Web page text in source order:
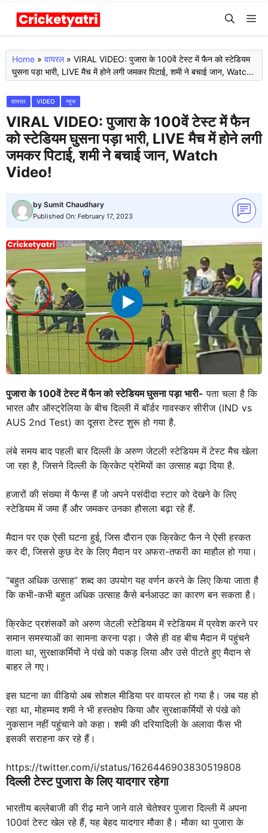
Skip
content
Home » वायरल» VIRAL VIDEO: पुजारा के 100वें टेस्ट में फैन को स्टेडियम
घुसना पड़ा भारी, LIVE मैच में होने लगी जमकर पिटाई, शमी ने बचाई जान, Watch
Video!
वायरल VIDEO न्यूज
VIRAL VIDEO: पुजारा के 100वें टेस्ट में फैन
को स्टेडियम घुसना पड़ा भारी, LIVE मैच में होने लगी
जमकर पिटाई, शमी ने बचाई जान, Watch
Video!
by Sumit Chaudhary
Published On: February 17, 2023
पुजारा के 100वें टेस्ट में फैन को स्टेडियम घुसना पड़ा भारी- पता चला है कि
भारत और ऑस्ट्रेलिया के बीच दिल्ली में बॉर्डर गावस्कर सीरीज (IND vs
AUS 2nd Test) का दूसरा टेस्ट शुरू हो गया है.
लंबे समय बाद पहली बार दिल्ली के अरुण जेटली स्टेडियम में टेस्ट मैच खेला
जा रहा है, जिसने दिल्ली के क्रिकेट प्रेमियों का उत्साह बढ़ा दिया है.
हजारों की संख्या में फैन्स हैं जो अपने पसंदीदा स्टार को देखने के लिए
स्टेडियम में जमा हैं और जमकर उनका हौसला बढ़ा रहे हैं.
मैदान पर एक ऐसी घटना हुई, जिस दौरान एक क्रिकेट फैन ने ऐसी हरकत
कर दी, जिससे कुछ देर के लिए मैदान पर अफरा-तफरी का माहौल हो गया।
“बहुत अधिक उत्साह” शब्द का उपयोग यह वर्णन करने के लिए किया जाता है
कि कभी-कभी बहुत अधिक उत्साह कैसे बर्नआउट का कारण बन सकता है।
क्रिकेट प्रशंसकों को अरुण जेटली स्टेडियम में स्टेडियम में प्रवेश करने पर
समान समस्याओं का सामना करना पड़ा। जैसे ही वह बीच मैदान में पहुंचने
वाला था, सुरक्षाकर्मियों ने पंखे को पकड़ लिया और उसे पीटते हुए मैदान से
बाहर ले गए।
इस घटना का वीडियो अब सोशल मीडिया पर वायरल हो गया है। जब यह हो
रहा था, मोहम्मद शमी ने भी हस्तक्षेप किया और सुरक्षाकर्मियों से पंखे को
नुकसान नहीं पहुंचाने को कहा। शमी की दरियादिली के अलावा फैंस भी
इसकी सराहना कर रहे हैं।
https://twitter.com/i/status/1626446903830519808
दिल्ली टेस्ट पुजारा के लिए यादगार रहेगा
भारतीय बल्लेबाजी की रीढ़ माने जाने वाले चेतेश्वर पुजारा दिल्ली में अपना
100वां टेस्ट खेल रहे हैं, यह बेहद यादगार मौका है। मौका था पुजारा के